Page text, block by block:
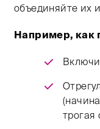
объединяйте их
Например, как
трогая